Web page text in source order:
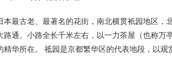
本最古老、最著名的花街，南北横贯衹园地区，
路通。小路全长千米左右，以一力茶屋（也称万
精华所在。 祗园是京都繁华区的代表地段，以观